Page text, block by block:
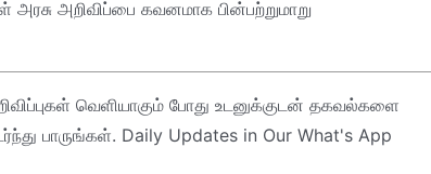
அறிவிப்பை கவனமாக பின்பற்றுமாறு
வெளியாகும் போது உடனுக்குடன் தகவல்களை
பாருங்கள். Daily Updates in Our What's App